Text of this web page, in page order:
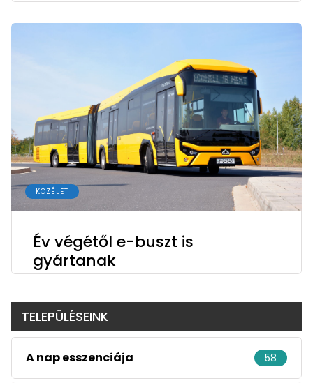
KÖZÉLET
Év végétől e-buszt is
gyártanak
TELEPÜLÉSEINK
A nap esszenciája 58